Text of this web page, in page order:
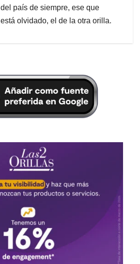
del país de siempre, ese que
está olvidado, el de la otra orilla.